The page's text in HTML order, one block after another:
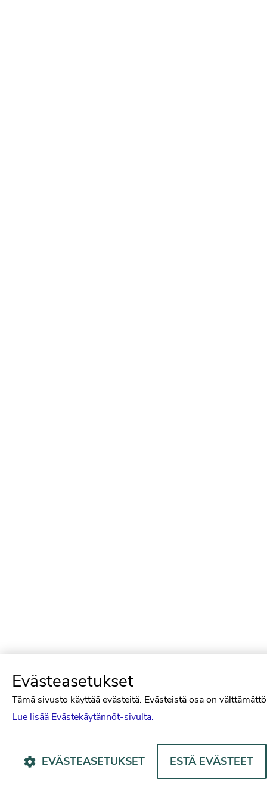
Evästeasetukset
Tämä sivusto käyttää evästeitä. Evästeistä osa on
Lue lisää Evästekäytännöt-sivulta.
EVÄSTEASETUKSET ESTÄ EVÄSTEET